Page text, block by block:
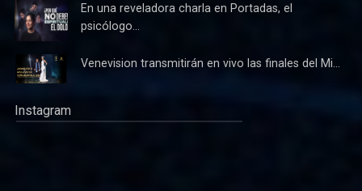
En una reveladora charla en Portadas, el
psicólogo...
Venevision transmitirán en vivo las finales del Mi...
Instagram